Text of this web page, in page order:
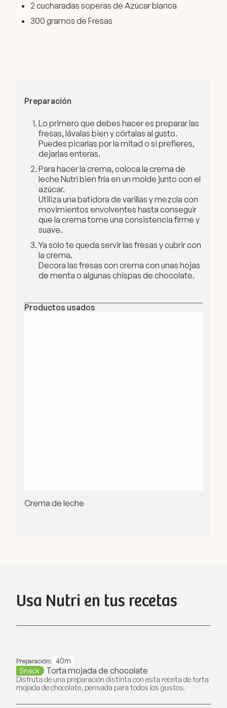
2 cucharadas soperas de Azúcar blanca
300 gramos de Fresas
Productos usados
Crema de leche
Preparación
Lo primero que debes hacer es preparar las
fresas, lávalas bien y córtalas al gusto.
Puedes picarlas por la mitad o si prefieres,
dejarlas enteras.
Para hacer la crema, coloca la crema de
leche Nutri bien fría en un molde junto con el
azúcar.
Utiliza una batidora de varillas y mezcla con
movimientos envolventes hasta conseguir
que la crema tome una consistencia firme y
suave.
Ya solo te queda servir las fresas y cubrir con
la crema.
Decora las fresas con crema con unas hojas
de menta o algunas chispas de chocolate.
Usa Nutri en tus recetas
Preparación: 40m
Snack
Torta mojada de chocolate
Disfruta de una preparación distinta con esta receta de torta
mojada de chocolate, pensada para todos los gustos.